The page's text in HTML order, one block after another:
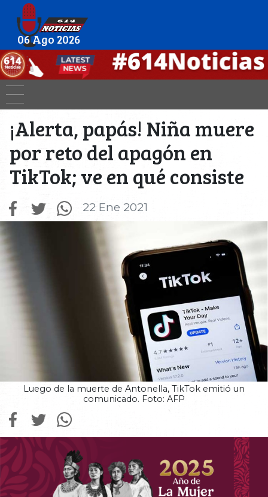
06 Ago 2026
¡Alerta, papás! Niña muere
por reto del apagón en
TikTok; ve en qué consiste
22 Ene 2021
Luego de la muerte de Antonella, TikTok emitió un
comunicado. Foto: AFP